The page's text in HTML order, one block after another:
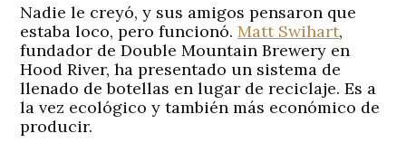
Nadie le creyó, y sus amigos pensaron que
estaba loco, pero funcionó.Matt Swihart,
fundador de Double Mountain Brewery en
Hood River, ha presentado un sistema de
llenado de botellas en lugar de reciclaje. Es a
la vez ecológico y también más económico de
producir.